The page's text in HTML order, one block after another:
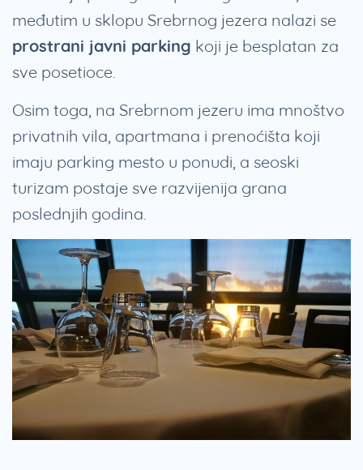
međutim u sklopu Srebrnog jezera nalazi se
prostrani javni parking koji je besplatan za
sve posetioce.
Osim toga, na Srebrnom jezeru ima mnoštvo
privatnih vila, apartmana i prenoćišta koji
imaju parking mesto u ponudi, a seoski
turizam postaje sve razvijenija grana
poslednjih godina.